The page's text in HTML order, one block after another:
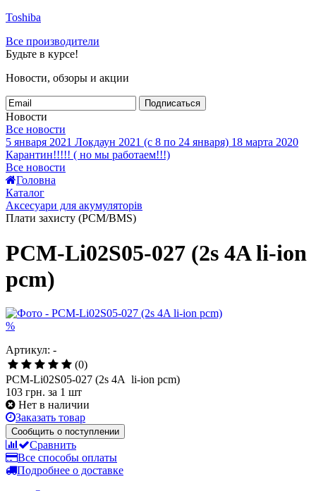
Power Bank BASEUS PREMIUM Galaxy series 5000mah
Gold
4/5AA Mastak 1.2V, 1350mAh
158грн.
1
2
3
4
5
Toshiba
Все производители
Будьте в курсе!
Новости, обзоры и акции
Подписаться
Новости
Все новости
5 января 2021 Локдаун 2021 (с 8 по 24 января) 18 марта 2020
Карантин!!!!! ( но мы работаем!!!)
Все новости
Головна
Каталог
Аксесуари для акумуляторів
Плати захисту (PCM/BMS)
PCM-Li02S05-027 (2s 4A li-ion
pcm)
%
Артикул: -
(0)
PCM-Li02S05-027 (2s 4A li-ion pcm)
103 грн. за 1 шт
Нет в наличии
Заказать товар
Сообщить о поступлении
Сравнить
Все способы оплаты
Подробнее о доставке